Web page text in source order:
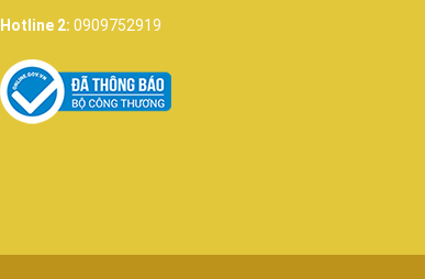
Hotline 2: 0909752919